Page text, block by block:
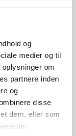
og
medier og til
om
partnere inden
og
disse
dem, eller som
produkter,
rådgivning